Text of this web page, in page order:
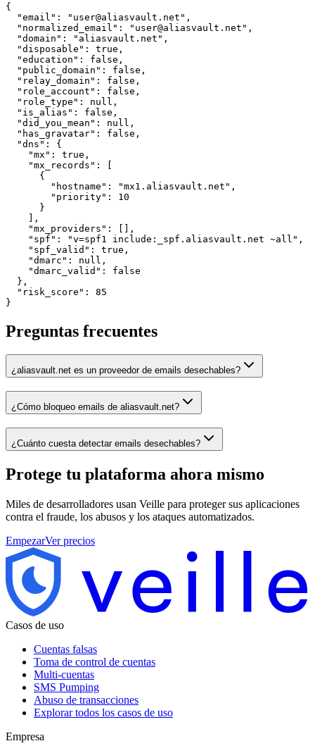
{
  "email": "user@aliasvault.net",
  "normalized_email": "user@aliasvault.net",
  "domain": "aliasvault.net",
  "disposable": true,
  "education": false,
  "public_domain": false,
  "relay_domain": false,
  "role_account": false,
  "role_type": null,
  "is_alias": false,
  "did_you_mean": null,
  "has_gravatar": false,
  "dns": {
    "mx": true,
    "mx_records": [
      {
        "hostname": "mx1.aliasvault.net",
        "priority": 10
      }
    ],
    "mx_providers": [],
    "spf": "v=spf1 include:_spf.aliasvault.net ~all",
    "spf_valid": true,
    "dmarc": null,
    "dmarc_valid": false
  },
  "risk_score": 85
}
Preguntas frecuentes
¿aliasvault.net es un proveedor de emails desechables?
¿Cómo bloqueo emails de aliasvault.net?
¿Cuánto cuesta detectar emails desechables?
Protege tu plataforma ahora mismo
Miles de desarrolladores usan Veille para proteger sus aplicaciones
contra el fraude, los abusos y los ataques automatizados.
EmpezarVer precios
Casos de uso
Cuentas falsas
Toma de control de cuentas
Multi-cuentas
SMS Pumping
Abuso de transacciones
Explorar todos los casos de uso
Empresa